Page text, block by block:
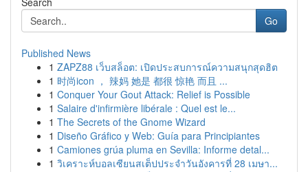
Go
Published News
1 ZAPZ88 เว็บสล็อต: เปิดประสบการณ์ความสนุกสุดฮิต
1 时尚icon ， 辣妈 她是 都很 惊艳 而且 ...
1 Conquer Your Gout Attack: Relief is Possible
1 Salaire d'infirmière libérale : Quel est le...
1 The Secrets of the Gnome Wizard
1 Diseño Gráfico y Web: Guía para Principiantes
1 Camiones grúa pluma en Sevilla: Informe detal...
1 วิเคราะห์บอลเซียนสเต็ปประจำวันอังคารที่ 28 เมษา...